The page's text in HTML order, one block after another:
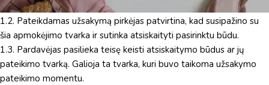
elektroninėje parduotuvėjeauksoera.lt
1.2. Pateikdamas užsakymą pirkėjas patvirtina, kad susipažino su
šia apmokėjimo tvarka ir sutinka atsiskaityti pasirinktu būdu.
1.3. Pardavėjas pasilieka teisę keisti atsiskaitymo būdus ar jų
pateikimo tvarką. Galioja ta tvarka, kuri buvo taikoma užsakymo
pateikimo momentu.